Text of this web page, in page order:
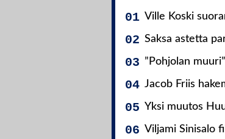
Ville Koski
Saksa astetta
”Pohjolan
Jacob Friis
Yksi muutos
Viljami Sinisalo